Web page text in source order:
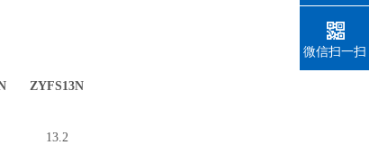
ZYFS13N
13.2
微信扫一扫